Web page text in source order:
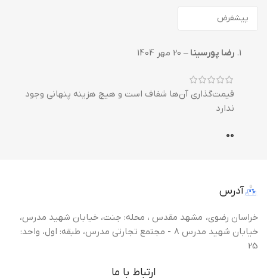
رضا پورسینا – 20 مهر 1404
قیمت‌گذاری آن‌ها شفاف است و هیچ هزینه پنهانی وجود
ندارد
0
0
آدرس
خراسان رضوی، مشهد مقدس ، محله: جنت، خیابان شهید مدرس،
خیابان شهید مدرس 8 - مجتمع تجارتی مدرس، طبقه: اول، واحد:
25
ارتباط با ما